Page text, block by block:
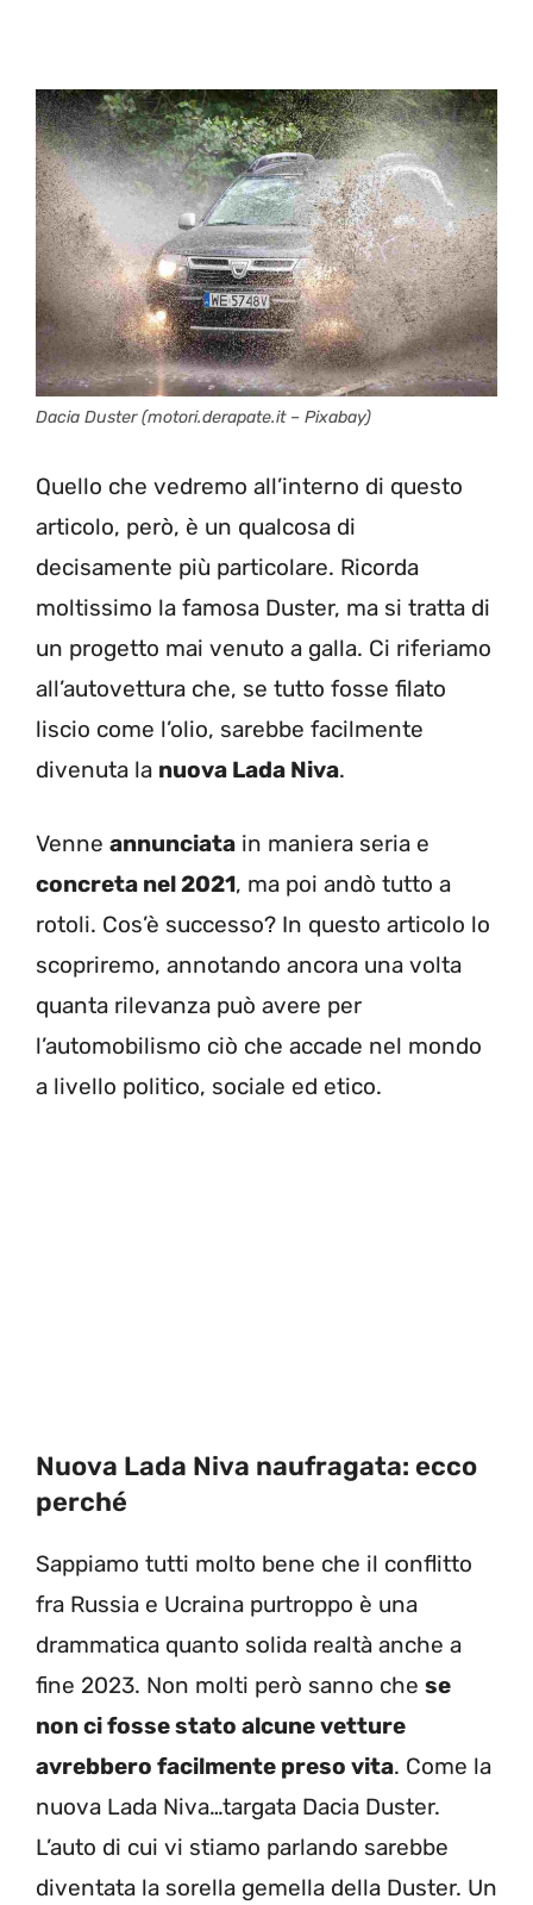
Dacia Duster (motori.derapate.it – Pixabay)
Quello che vedremo all’interno di questo
articolo, però, è un qualcosa di
decisamente più particolare. Ricorda
moltissimo la famosa Duster, ma si tratta di
un progetto mai venuto a galla. Ci riferiamo
all’autovettura che, se tutto fosse filato
liscio come l’olio, sarebbe facilmente
divenuta la nuova Lada Niva.
Venne annunciata in maniera seria e
concreta nel 2021, ma poi andò tutto a
rotoli. Cos’è successo? In questo articolo lo
scopriremo, annotando ancora una volta
quanta rilevanza può avere per
l’automobilismo ciò che accade nel mondo
a livello politico, sociale ed etico.
Nuova Lada Niva naufragata: ecco
perché
Sappiamo tutti molto bene che il conflitto
fra Russia e Ucraina purtroppo è una
drammatica quanto solida realtà anche a
fine 2023. Non molti però sanno che se
non ci fosse stato alcune vetture
avrebbero facilmente preso vita. Come la
nuova Lada Niva…targata Dacia Duster.
L’auto di cui vi stiamo parlando sarebbe
diventata la sorella gemella della Duster. Un